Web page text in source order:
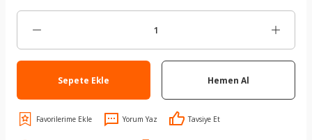
Sepete Ekle Hemen Al
Yorum Yaz Tavsiye Et